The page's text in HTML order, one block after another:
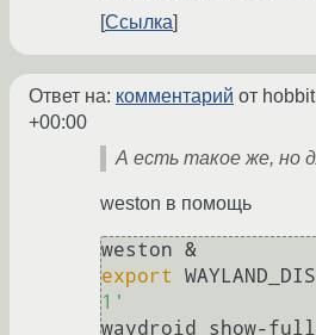
Ссылка
Ответ на: комментарий от hobbit
+00:00
А есть такое же, но
weston в помощь
export
1'